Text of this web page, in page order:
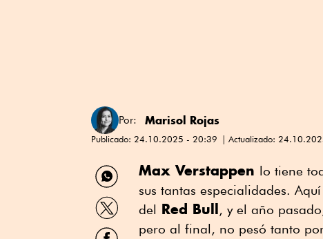
Por: Marisol Rojas
Publicado: 24.10.2025 - 20:39 Actualizado:
Compartir
por
WhatsApp
Compartir
por
Twitter
Compartir
Max Verstappen lo tiene
sus tantas especialidades.
del Red Bull, y el año
pero al final, no pesó tanto